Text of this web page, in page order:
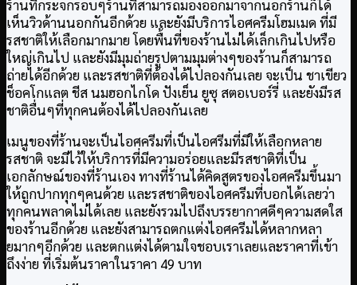
ร้านที่กระจกรอบๆร้านที่สามารถมองออกมาจากนอกร้านก็ได้
เห็นวิวด้านนอกกันอีกด้วย และยังมีบริการไอศครีมโฮมเมด ที่มี
รสชาติให้เลือกมากมาย โดยพื้นที่ของร้านไม่ได้เล็กเกินไปหรือ
ใหญ่เกินไป และยังมีมุมถ่ายรูปตามมุมต่างๆของร้านก็สามารถ
ถ่ายได้อีกด้วย และรสชาติที่ต้องได้ไปลองกันเลย จะเป็น ชาเขียว
ช็อคโกแลต ชีส นมฮอกไกโด ปังเย็น ยูซุ สตอเบอร์รี่ และยังมีรส
ชาติอื่นๆที่ทุกคนต้องได้ไปลองกันเลย
เมนูของที่ร้านจะเป็นไอศครีมที่เป็นไอศรีมที่มีให้เลือกหลาย
รสชาติ จะมีไว้ให้บริการที่มีความอร่อยและมีรสชาติที่เป็น
เอกลักษณ์ของที่ร้านเอง ทางที่ร้านได้คิดสูตรของไอศครีมขึ้นมา
ให้ถูกปากทุกๆคนด้วย และรสชาติของไอศครีมที่บอกได้เลยว่า
ทุกคนพลาดไม่ได้เลย และยังรวมไปถึงบรรยากาศดีๆความสดใส
ของร้านอีกด้วย และยังสามารถตกแต่งไอศครีมได้หลากหลา
ยมากๆอีกด้วย และตกแต่งได้ตามใจชอบเราเลยและราคาที่เข้า
ถึงง่าย ที่เริ่มต้นราคาในราคา 49 บาท